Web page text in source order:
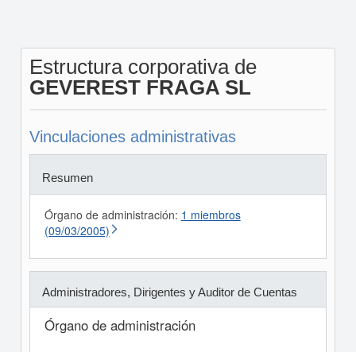
Estructura corporativa de
GEVEREST FRAGA SL
Vinculaciones administrativas
Resumen
Órgano de administración: 1 miembros
(09/03/2005)
Administradores, Dirigentes y Auditor de Cuentas
Órgano de administración